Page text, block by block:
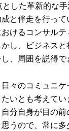
した革新的な
と伴走を行っ
けるコンサル
し、ビジネス
、周囲を説得
々のコミュニ
いとも考えて
分自身が目の
うので、常に